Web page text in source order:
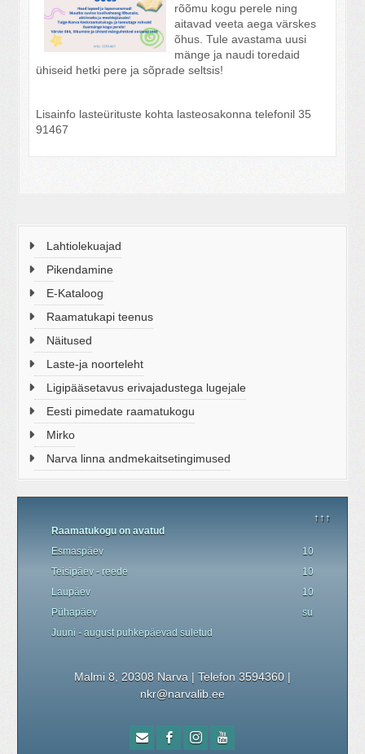
↑↑↑
Raamatukogu on avatud
Esmaspäev
10.00 - 19.00
Teisipäev - reede
10.00 - 18.00
Laupäev
10.00 - 17.00
Pühapäev
suletud
Juuni - augustpuhkepäevad suletud
Malmi 8, 20308 Narva | Telefon 3594360 |
nkr@narvalib.ee
Lahtiolekuajad
Pikendamine
E-Kataloog
Raamatukapi teenus
Näitused
Laste-ja noorteleht
Ligipääsetavus erivajadustega lugejale
Eesti pimedate raamatukogu
Mirko
Narva linna andmekaitsetingimused
rõõmu kogu perele ning
aitavad veeta aega värskes
õhus. Tule avastama uusi
mänge ja naudi toredaid
ühiseid hetki pere ja sõprade seltsis!
Lisainfo lasteürituste kohta lasteosakonna telefonil 35
91467